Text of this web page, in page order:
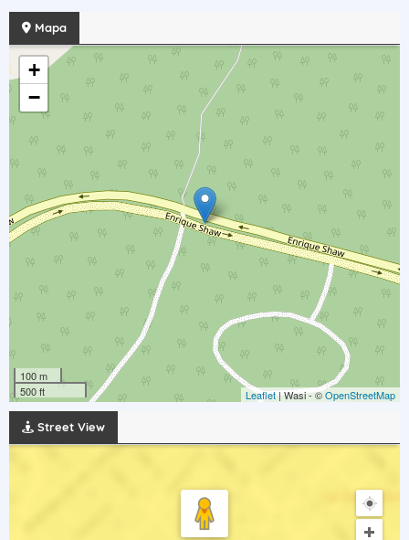
Mapa
+
−
100 m
500 ft
Leaflet| Wasi - ©OpenStreetMap
Street View